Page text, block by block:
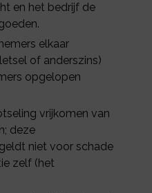
en het bedrijf de
elkaar
of anderszins)
opgelopen
vrijkomen van
deze
niet voor schade
zelf (het